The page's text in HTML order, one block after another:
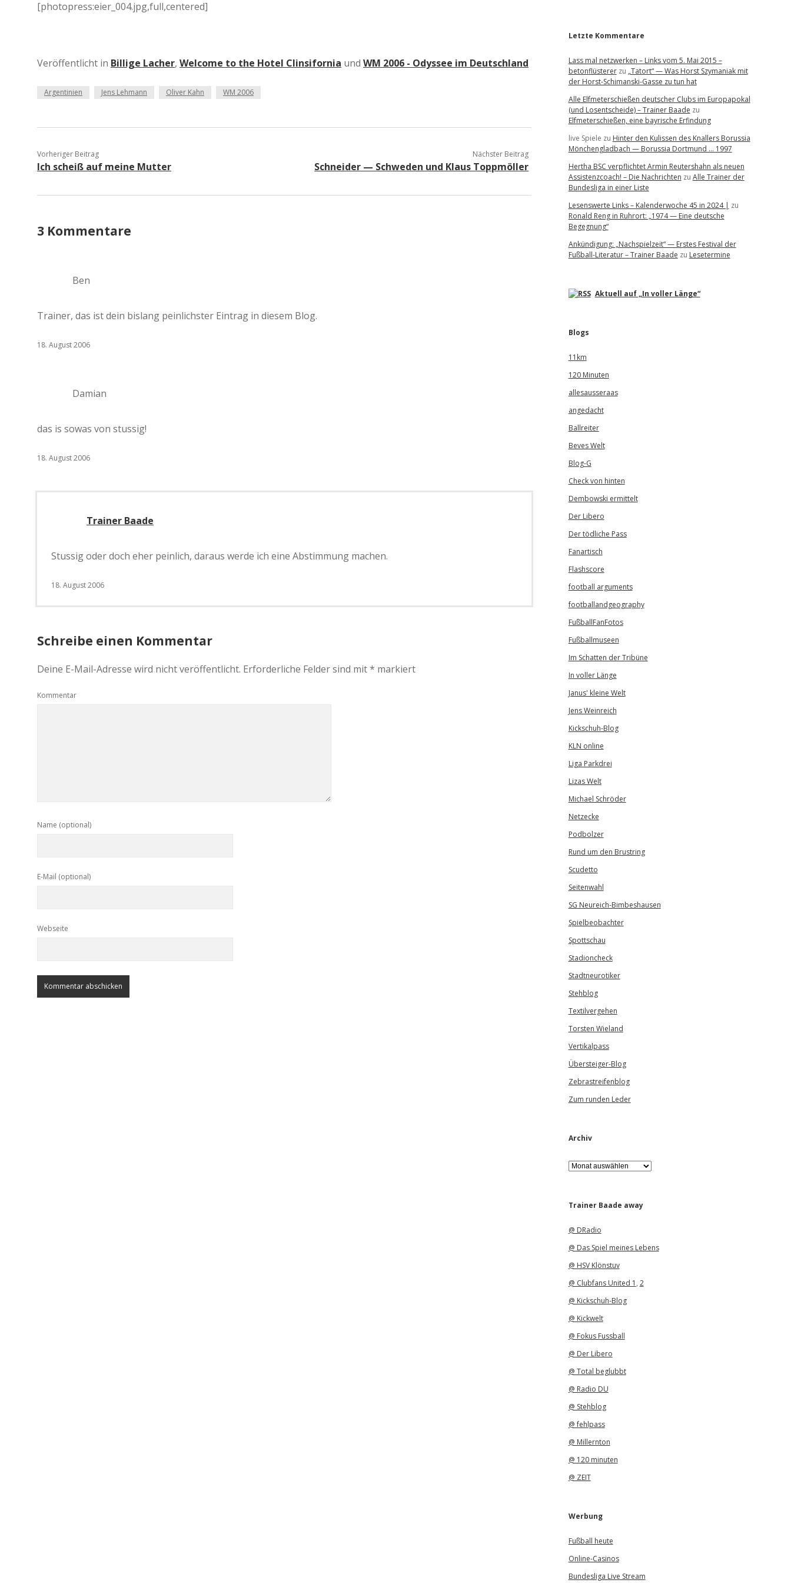
a
e
[photopress:eier_004.jpg,full,centered]
Veröffentlicht in Billige Lacher, Welcome to the Hotel Clinsifornia und WM 2006 - Odyssee im Deutschland
Argentinien Jens Lehmann Oliver Kahn WM 2006
Vorheriger Beitrag
Ich scheiß auf meine Mutter
Nächster Beitrag
Schneider — Schweden und Klaus Toppmöller
3 Kommentare
Ben
Trainer, das ist dein bislang peinlichster Eintrag in diesem Blog.
18. August 2006
Damian
das is sowas von stussig!
18. August 2006
Trainer Baade
Stussig oder doch eher peinlich, daraus werde ich eine Abstimmung machen.
18. August 2006
Schreibe einen Kommentar
Deine E-Mail-Adresse wird nicht veröffentlicht. Erforderliche Felder sind mit* markiert
Kommentar
Name (optional)
E-Mail (optional)
Webseite
Letzte Kommentare
Lass mal netzwerken – Links vom 5. Mai 2015 –
betonflüstererzu „Tatort“ — Was Horst Szymaniak mit
der Horst-Schimanski-Gasse zu tun hat
Alle Elfmeterschießen deutscher Clubs im Europapokal
(und Losentscheide) – Trainer Baade zu
Elfmeterschießen, eine bayrische Erfindung
live Spiele zu Hinter den Kulissen des Knallers Borussia
Mönchengladbach — Borussia Dortmund … 1997
Hertha BSC verpflichtet Armin Reutershahn als neuen
Assistenzcoach! – Die Nachrichten zu Alle Trainer der
Bundesliga in einer Liste
Lesenswerte Links – Kalenderwoche 45 in 2024 | zu
Ronald Reng in Ruhrort: „1974 — Eine deutsche
Begegnung“
Ankündigung: „Nachspielzeit“ — Erstes Festival der
Fußball-Literatur – Trainer Baade zu Lesetermine
Aktuell auf „In voller Länge“
Blogs
11km
120 Minuten
allesausseraas
angedacht
Ballreiter
Beves Welt
Blog-G
Check von hinten
Dembowski ermittelt
Der Libero
Der tödliche Pass
Fanartisch
Flashscore
football arguments
footballandgeography
FußballFanFotos
Fußballmuseen
Im Schatten der Tribüne
In voller Länge
Janus' kleine Welt
Jens Weinreich
Kickschuh-Blog
KLN online
Liga Parkdrei
Lizas Welt
Michael Schröder
Netzecke
Podbolzer
Rund um den Brustring
Scudetto
Seitenwahl
SG Neureich-Bimbeshausen
Spielbeobachter
Spottschau
Stadioncheck
Stadtneurotiker
Stehblog
Textilvergehen
Torsten Wieland
Vertikalpass
Übersteiger-Blog
Zebrastreifenblog
Zum runden Leder
Archiv
A
r
iTrainer Baade away
@ DRadio
@ Das Spiel meines Lebens
@ HSV Klönstuv
@ Clubfans United 1 , 2
@ Kickschuh-Blog
@ Kickwelt
@ Fokus Fussball
@ Der Libero
@ Total beglubbt
@ Radio DU
@ Stehblog
@ fehlpass
@ Millernton
@ 120 minuten
@ ZEIT
Werbung
Fußball heute
Online-Casinos
Bundesliga Live Stream